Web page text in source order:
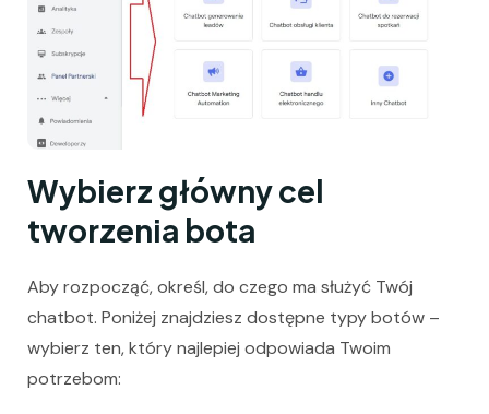
Wybierz główny cel
tworzenia bota
Aby rozpocząć, określ, do czego ma służyć Twój
chatbot. Poniżej znajdziesz dostępne typy botów –
wybierz ten, który najlepiej odpowiada Twoim
potrzebom: